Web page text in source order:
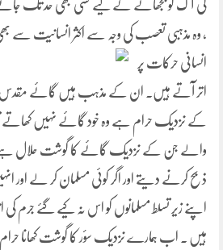
کی آگ کو بجھانے کے لیے کسی بھی حد تک
، وہ مذہبی تعصب کی وجہ سے اکثر انسانیت سے
انسانی حرکات پر
اتر آتے ہیں۔ ان کے مذہب ہیں گائے مقدس
کے نزدیک حرام ہے وہ خود گائے نہیں کھاتے
والے جن کے نزدیک گائے کا گوشت حلال ہے
ذبح کرنے دیتے اور اگر کوئی مسلمان کر لے اور
اپنے زیر تسلط مسلمانوں کو اس نہ کیے گئے جرم کی
ہیں ۔ اب ہمارے نزدیک سؤر کا گوشت کھانا